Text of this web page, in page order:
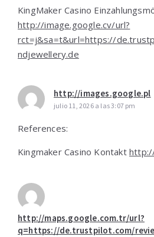
KingMaker Casino
http://image.google.cv/url?
rct=j&sa=t&url=https://
ndjewellery.de
http://images.google.pl
julio 11, 2026 a las 3:07 pm
References:
Kingmaker Casino Kontakt
http://maps.google.com.tr/url?
q=https://de.trustpilot.com/